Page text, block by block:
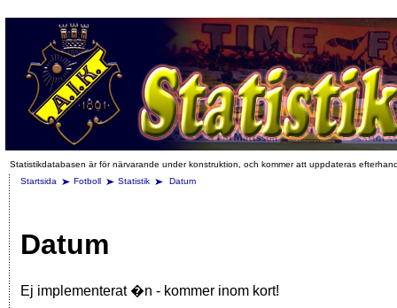
Statistikdatabasen är för närvarande under konstruktion, och kommer att uppdateras
Startsida
Fotboll Statistik Datum
Datum
Ej implementerat �n - kommer inom kort!